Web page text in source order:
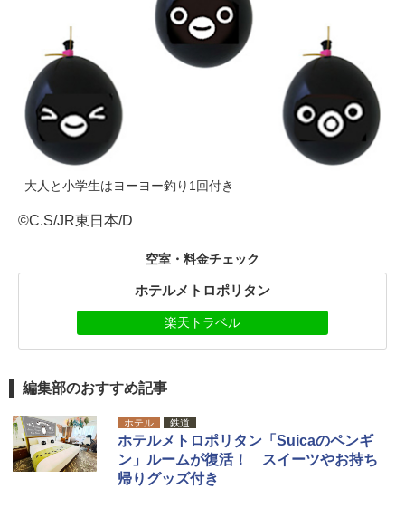
大人と小学生はヨーヨー釣り1回付き
©C.S/JR東日本/D
空室・料金チェック
ホテルメトロポリタン
楽天トラベル
編集部のおすすめ記事
ホテル 鉄道
ホテルメトロポリタン「Suicaのペンギ
ン」ルームが復活！ スイーツやお持ち
帰りグッズ付き